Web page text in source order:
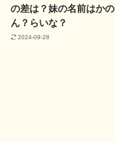
の差は？妹の名前はかの
ん？らいな？
2024-09-28